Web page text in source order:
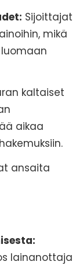
Sijoittajat
mikä
kaltaiset
aikaa
ansaita
lainanottaja